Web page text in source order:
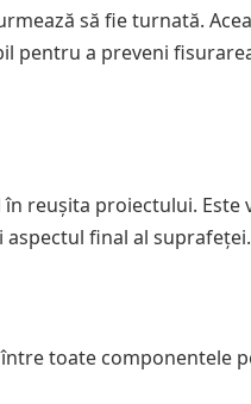
să fie turnată.
pentru a preveni
reușita proiectului. Este
final al suprafeței.
toate componentele